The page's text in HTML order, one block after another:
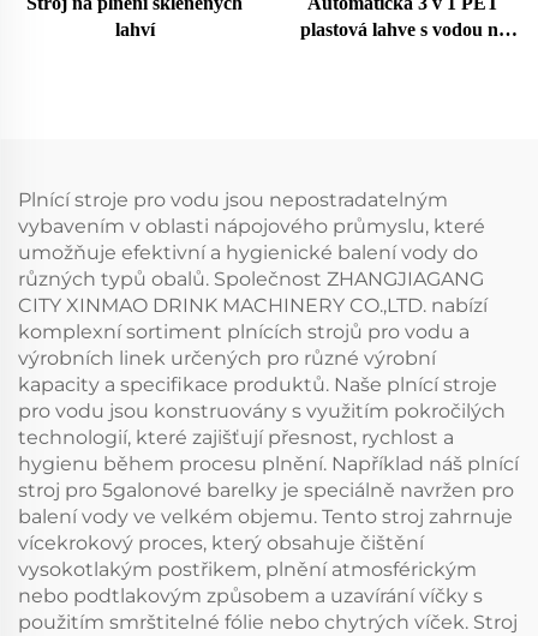
lahví
plastová lahve s vodou na
Plnící stroje pro vodu jsou nepostradatelným
vybavením v oblasti nápojového průmyslu, které
umožňuje efektivní a hygienické balení vody do
různých typů obalů. Společnost ZHANGJIAGANG
CITY XINMAO DRINK MACHINERY CO.,LTD. nabízí
komplexní sortiment plnících strojů pro vodu a
výrobních linek určených pro různé výrobní
kapacity a specifikace produktů. Naše plnící stroje
pro vodu jsou konstruovány s využitím pokročilých
technologií, které zajišťují přesnost, rychlost a
hygienu během procesu plnění. Například náš plnící
stroj pro 5galonové barelky je speciálně navržen pro
balení vody ve velkém objemu. Tento stroj zahrnuje
vícekrokový proces, který obsahuje čištění
vysokotlakým postřikem, plnění atmosférickým
nebo podtlakovým způsobem a uzavírání víčky s
použitím smrštitelné fólie nebo chytrých víček. Stroj